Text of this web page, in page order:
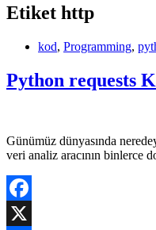
Etiket http
kod, Programming,
Python requests
Günümüz dünyasında
veri analiz aracının binlerce
Facebook